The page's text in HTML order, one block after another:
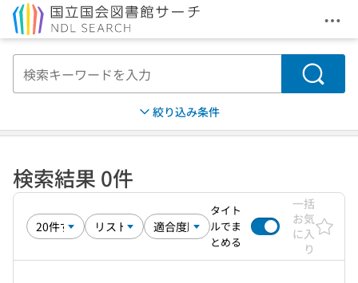
メ
検索
絞り込み条件
検索結果 0件
タイト
ルでま
とめる
一括
お気
に入
り